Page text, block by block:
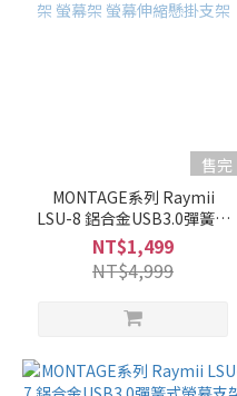
售完
MONTAGE系列 Raymii
LSU-8 鋁合金USB3.0彈簧式
雙螢幕支架 螢幕架 螢幕伸縮
懸掛支架
NT$1,499
NT$4,999